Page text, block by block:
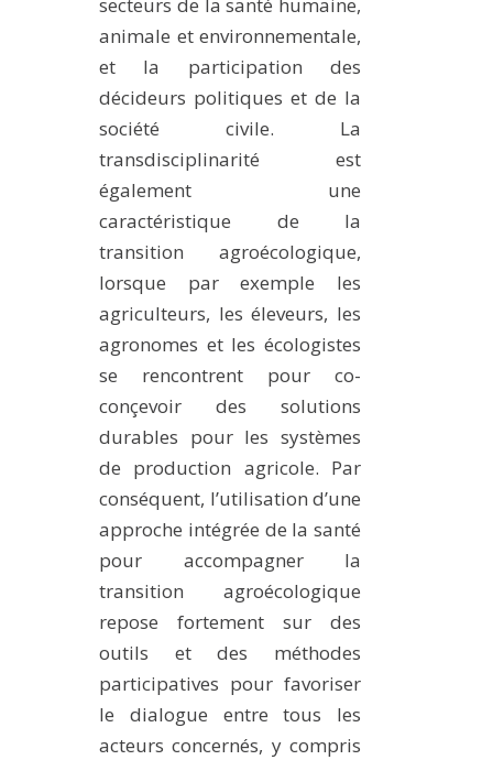
secteurs de la santé humaine,
animale et environnementale,
et la participation des
décideurs politiques et de la
société civile. La
transdisciplinarité est
également une
caractéristique de la
transition agroécologique,
lorsque par exemple les
agriculteurs, les éleveurs, les
agronomes et les écologistes
se rencontrent pour co-
conçevoir des solutions
durables pour les systèmes
de production agricole. Par
conséquent, l’utilisation d’une
approche intégrée de la santé
pour accompagner la
transition agroécologique
repose fortement sur des
outils et des méthodes
participatives pour favoriser
le dialogue entre tous les
acteurs concernés, y compris